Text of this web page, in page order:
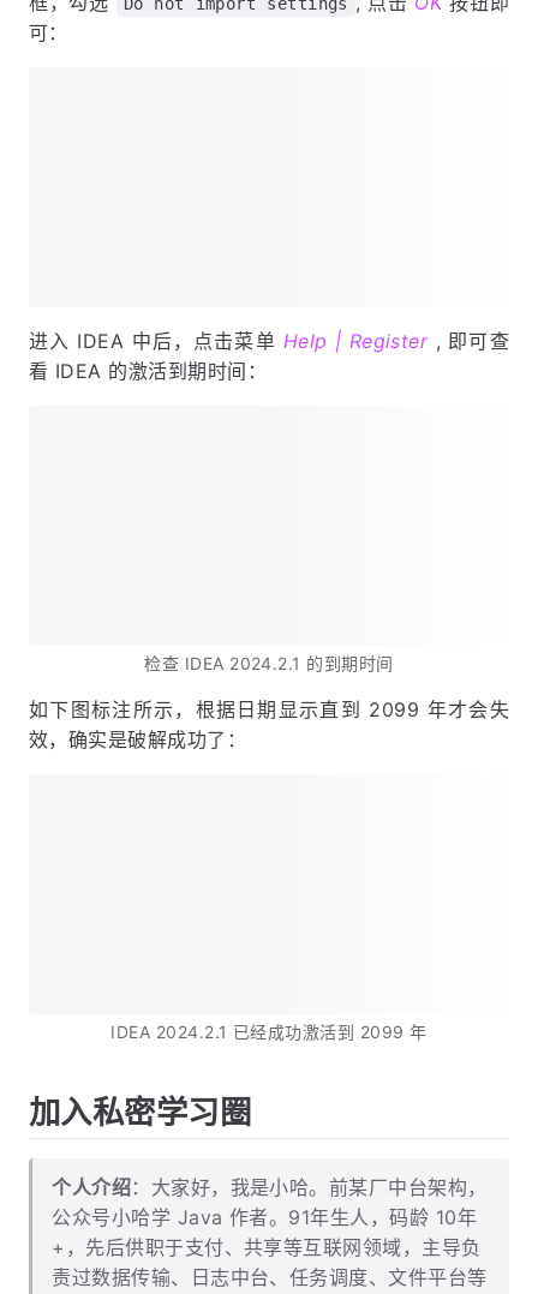
Do not import settings
可：
进入 IDEA 中后，点击菜单 Help | Register, 即可查
看 IDEA 的激活到期时间：
检查 IDEA 2024.2.1 的到期时间
如下图标注所示，根据日期显示直到 2099 年才会失
效，确实是破解成功了：
IDEA 2024.2.1 已经成功激活到 2099 年
加入私密学习圈
个人介绍：大家好，我是小哈。前某厂中台架构，
公众号小哈学 Java 作者。91年生人，码龄 10年
+，先后供职于支付、共享等互联网领域，主导负
责过数据传输、日志中台、任务调度、文件平台等